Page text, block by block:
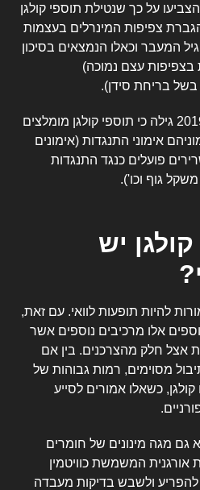
על כך שנטילת תוספי קולגן
צפיפות המינרלים בעצמות
המעבר וכאלו הנמצאים בסיכון
בצפיפות עצם נמוכה)
בשל בריחת סידן).
גילה כי תוספי קולגן מומלצים
אימוני התנגדות (אימונים
פועלים כנגד התנגדות
גוף וכו').
יש
להיות תופעות לוואי. עם זאת,
אלו מרכיבים נוספים אשר
אצל חלק מהצרכנים. בין אם
מסוימים, רמות גבוהות של
כשאלו אמורים לסייע
גם מגה מינונים של חומרים
אורגנית המשמשת כוויטמין
להפריע ולשבש בדיקות מעבדה